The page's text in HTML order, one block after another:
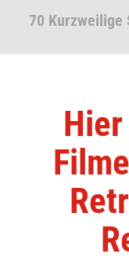
70 Kurzweilige